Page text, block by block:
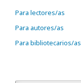
Para lectores/as
Para autores/as
Para bibliotecarios/as